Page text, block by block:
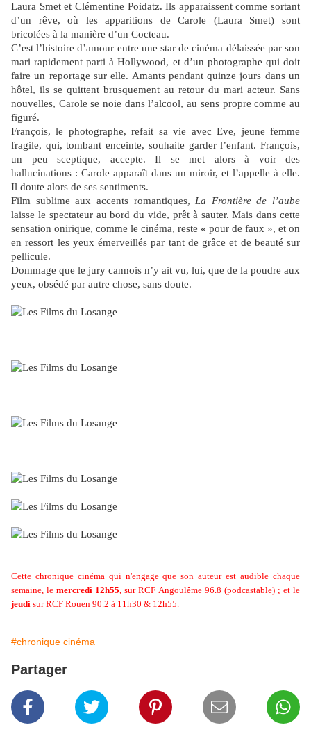
Laura Smet et Clémentine Poidatz. Ils apparaissent comme sortant
d’un rêve, où les apparitions de Carole (Laura Smet) sont
bricolées à la manière d’un Cocteau.
C’est l’histoire d’amour entre une star de cinéma délaissée par son
mari rapidement parti à Hollywood, et d’un photographe qui doit
faire un reportage sur elle. Amants pendant quinze jours dans un
hôtel, ils se quittent brusquement au retour du mari acteur. Sans
nouvelles, Carole se noie dans l’alcool, au sens propre comme au
figuré.
François, le photographe, refait sa vie avec Eve, jeune femme
fragile, qui, tombant enceinte, souhaite garder l’enfant. François,
un peu sceptique, accepte. Il se met alors à voir des
hallucinations : Carole apparaît dans un miroir, et l’appelle à elle.
Il doute alors de ses sentiments.
Film sublime aux accents romantiques, La Frontière de l’aube
laisse le spectateur au bord du vide, prêt à sauter. Mais dans cette
sensation onirique, comme le cinéma, reste « pour de faux », et on
en ressort les yeux émerveillés par tant de grâce et de beauté sur
pellicule.
Dommage que le jury cannois n’y ait vu, lui, que de la poudre aux
yeux, obsédé par autre chose, sans doute.
Cette chronique cinéma qui n'engage que son auteur est audible chaque
semaine, lemercredi 12h55, sur RCF Angoulême 96.8 (podcastable) ; et le
jeudi sur RCF Rouen 90.2 à 11h30 & 12h55.
#chronique cinéma
Partager